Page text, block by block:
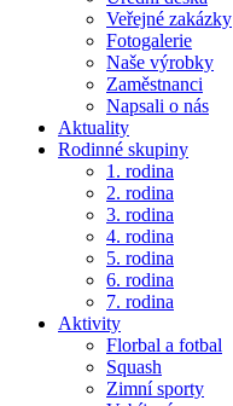
Veřejné zakázky
Fotogalerie
Naše výrobky
Zaměstnanci
Napsali o nás
Aktuality
Rodinné skupiny
1. rodina
2. rodina
3. rodina
4. rodina
5. rodina
6. rodina
7. rodina
Aktivity
Florbal a fotbal
Squash
Zimní sporty